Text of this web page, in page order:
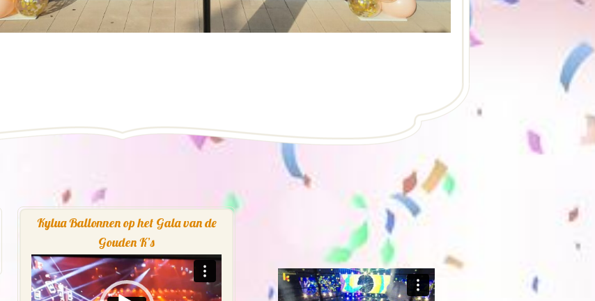
Kylua Ballonnen op het Gala van de
Gouden K’s
Videospeler